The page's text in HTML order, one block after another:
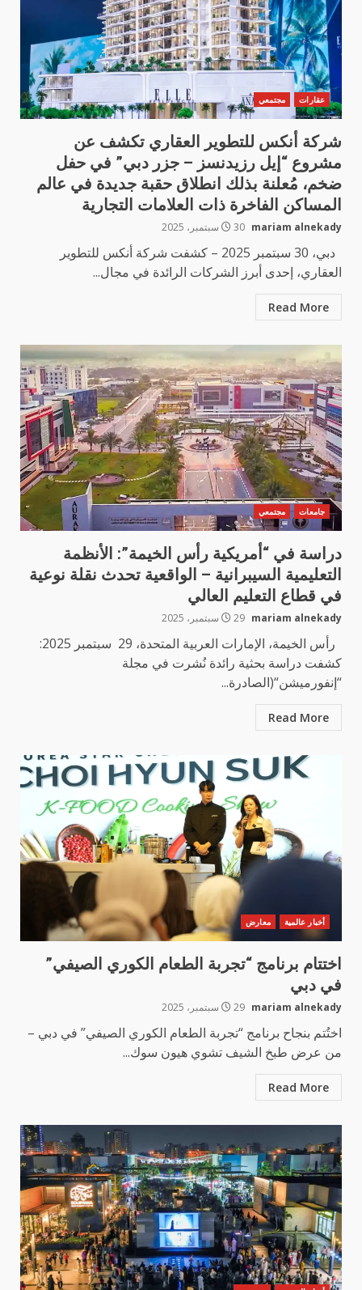
عقارات مجتمعي
شركة أنكس للتطوير العقاري تكشف عن
مشروع “إيل رزيدنسز – جزر دبي” في حفل
ضخم، مُعلنة بذلك انطلاق حقبة جديدة في عالم
المساكن الفاخرة ذات العلامات التجارية
mariam alnekady 30 سبتمبر، 2025
دبي، 30 سبتمبر 2025 – كشفت شركة أنكس للتطوير
العقاري، إحدى أبرز الشركات الرائدة في مجال...
Read More
جامعات مجتمعي
دراسة في “أمريكية رأس الخيمة”: الأنظمة
التعليمية السيبرانية – الواقعية تحدث نقلة نوعية
في قطاع التعليم العالي
mariam alnekady 29 سبتمبر، 2025
رأس الخيمة، الإمارات العربية المتحدة، 29 سبتمبر 2025:
كشفت دراسة بحثية رائدة نُشرت في مجلة
“إنفورميشن“(الصادرة...
Read More
أخبار عالمية معارض
اختتام برنامج “تجربة الطعام الكوري الصيفي”
في دبي
mariam alnekady 29 سبتمبر، 2025
اختُتم بنجاح برنامج “تجربة الطعام الكوري الصيفي” في دبي –
من عرض طبخ الشيف تشوي هيون سوك...
Read More